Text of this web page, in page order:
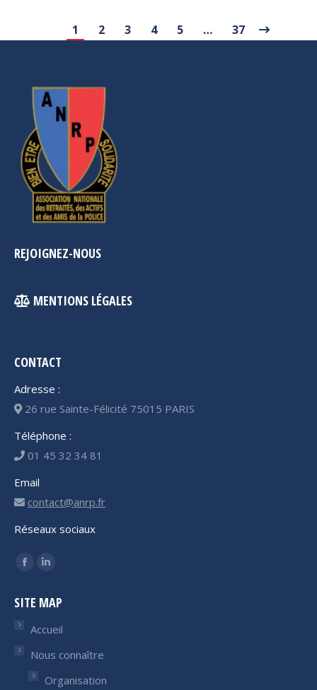
1 2 3 4 5 … 37
REJOIGNEZ-NOUS
MENTIONS LÉGALES
CONTACT
Adresse :
26 rue Sainte-Félicité 75015 PARIS
Téléphone :
01 45 32 34 81
Email
contact@anrp.fr
Réseaux sociaux
Trouvez nous sur :
Facebook
opens
window
LinkedIn
opens
in
window
SITE MAP
Accueil
Nous connaître
Organisation